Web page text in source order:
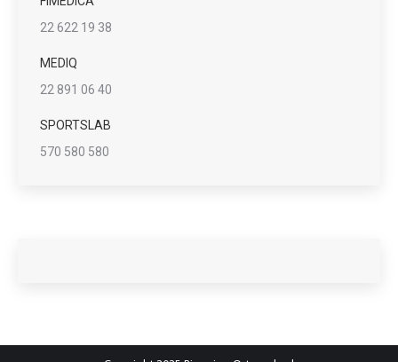
22 622 19 38
MEDIQ
22 891 06 40
SPORTSLAB
570 580 580